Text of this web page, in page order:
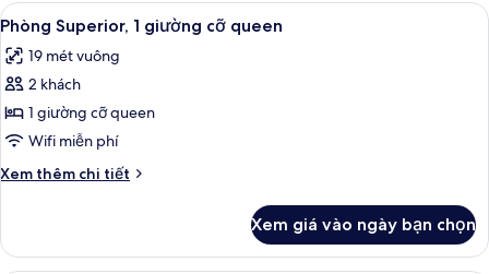
giường
queen
Xem
tất
cả
ảnh
Phòng
Superior,
1
giường
queen
Phòng Superior, 1 giường cỡ queen
4
Phòng Superior, 1 giường cỡ queen
19 mét vuông
2 khách
1 giường cỡ queen
Wifi miễn phí
Xem thêm chi tiết
Chi
Phòng
Xem giá vào ngày bạn chọn